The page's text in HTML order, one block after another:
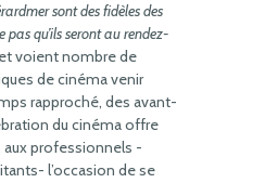
sont des fidèles des
pas qu’ils seront au rendez-
voient nombre de
de cinéma venir
rapproché, des avant-
du cinéma offre
aux professionnels -
l’occasion de se